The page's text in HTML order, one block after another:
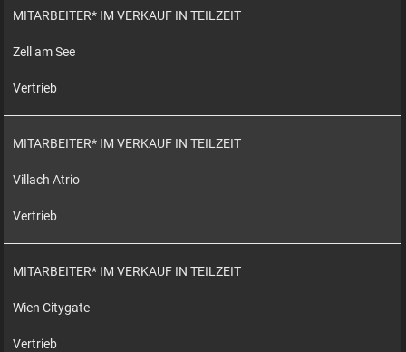
MITARBEITER* IM VERKAUF IN TEILZEIT
Zell am See
Vertrieb
MITARBEITER* IM VERKAUF IN TEILZEIT
Villach Atrio
Vertrieb
MITARBEITER* IM VERKAUF IN TEILZEIT
Wien Citygate
Vertrieb